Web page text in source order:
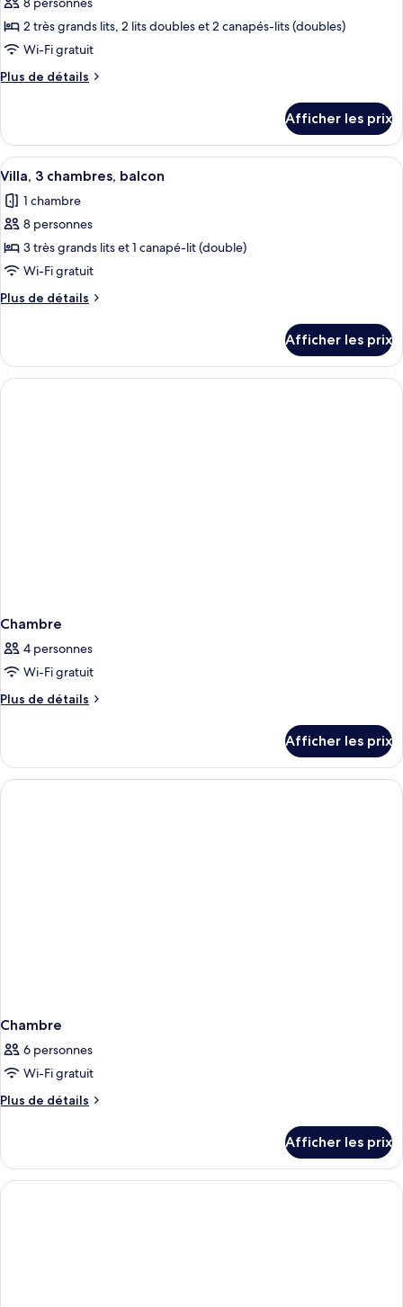
photos
pour
ce
type
de
Villa,
3
chambres,
balcon
2 très grands lits, 2 lits doubles et 2 canapés-lits (doubles)
Wi-Fi gratuit
Plus de détails
Plus
Villa,
chambres,
Afficher les prix
Afficher
toutes
les
photos
pour
ce
type
de
Villa,
3
chambres,
Une chambre d’hôtel avec une
6
Villa, 3 chambres, balcon
1 chambre
8 personnes
3 très grands lits et 1 canapé-lit (double)
Wi-Fi gratuit
Plus de détails
Plus
Villa,
chambres,
Afficher les prix
Chambre
4 personnes
Wi-Fi gratuit
Plus de détails
Plus
Chambre
Afficher les prix
Chambre
6 personnes
Wi-Fi gratuit
Plus de détails
Plus
Chambre
Afficher les prix